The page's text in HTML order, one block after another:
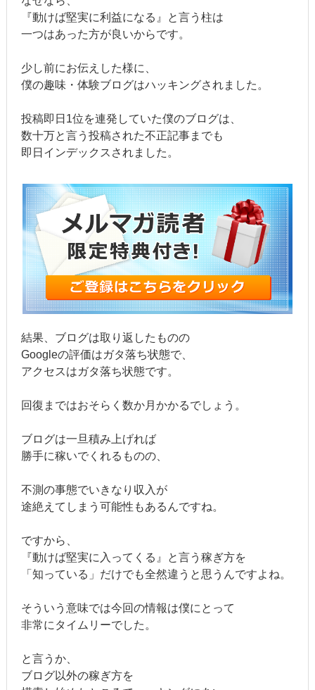
『動けば堅実に利益になる』と言う柱は
一つはあった方が良いからです。
少し前にお伝えした様に、
僕の趣味・体験ブログはハッキングされました。
投稿即日1位を連発していた僕のブログは、
数十万と言う投稿された不正記事までも
即日インデックスされました。
結果、ブログは取り返したものの
Googleの評価はガタ落ち状態で、
アクセスはガタ落ち状態です。
回復まではおそらく数か月かかるでしょう。
ブログは一旦積み上げれば
勝手に稼いでくれるものの、
不測の事態でいきなり収入が
途絶えてしまう可能性もあるんですね。
ですから、
『動けば堅実に入ってくる』と言う稼ぎ方を
「知っている」だけでも全然違うと思うんですよね。
そういう意味では今回の情報は僕にとって
非常にタイムリーでした。
と言うか、
ブログ以外の稼ぎ方を